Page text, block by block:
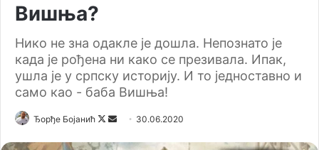
Вишња?
Нико не зна одакле је дошла. Непознато је
када је рођена ни како се презивала. Ипак,
ушла је у српску историју. И то једноставно и
само као - баба Вишња!
Ђорђе Бојанић
F
30.06.2020